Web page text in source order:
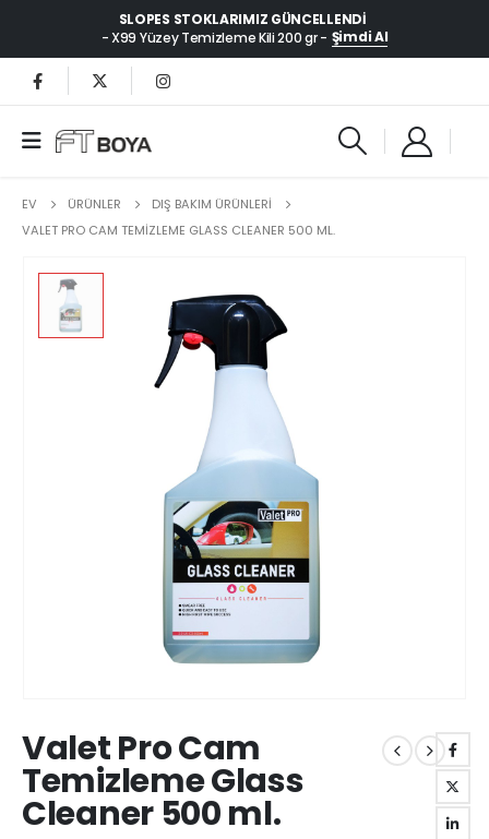
SLOPES STOKLARIMIZ GÜNCELLENDI
- X99 Yüzey Temizleme Kili 200 gr - Şimdi Al
EV ÜRÜNLER
DIŞ BAKIM ÜRÜNLERİ
VALET PRO CAM TEMIZLEME GLASS CLEANER 500 ML.
Valet Pro Cam
Temizleme Glass
Cleaner 500 ml.